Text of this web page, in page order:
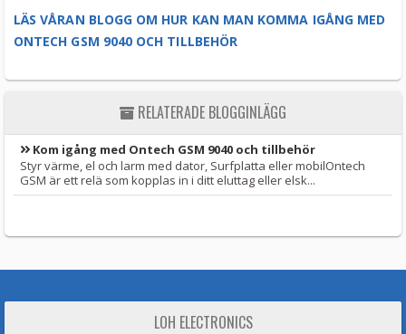
LÄS VÅRAN BLOGG OM HUR KAN MAN KOMMA IGÅNG MED
ONTECH GSM 9040 OCH TILLBEHÖR
RELATERADE BLOGGINLÄGG
Kom igång med Ontech GSM 9040 och tillbehör
Styr värme, el och larm med dator, Surfplatta eller mobilOntech
GSM är ett relä som kopplas in i ditt eluttag eller elsk...
LOH ELECTRONICS